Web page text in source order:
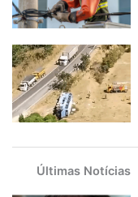
Últimas Notícias